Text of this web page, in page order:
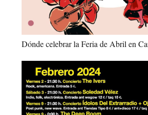
Dónde celebrar la Feria de Abril en